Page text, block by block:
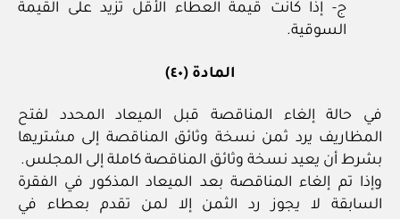
ج- إذا كانت قيمة العطاء الأقل تزيد على القيمة
السوقية.
المادة (٤٠)
في حالة إلغاء المناقصة قبل الميعاد المحدد لفتح
المظاريف يرد ثمن نسخة وثائق المناقصة إلى مشتريها
بشرط أن يعيد نسخة وثائق المناقصة كاملة إلى المجلس.
وإذا تم إلغاء المناقصة بعد الميعاد المذكور في الفقرة
السابقة لا يجوز رد الثمن إلا لمن تقدم بعطاء في